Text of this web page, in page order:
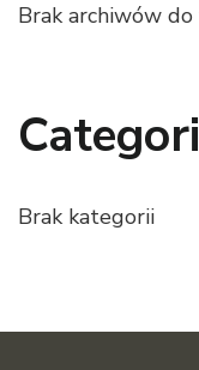
Brak archiwów
Brak kategorii